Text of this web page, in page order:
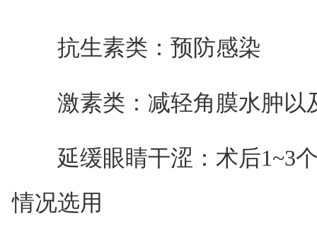
抗生素类：预防感染
激素类：减轻角膜水肿以
延缓眼睛干涩：术后1~3个
情况选用